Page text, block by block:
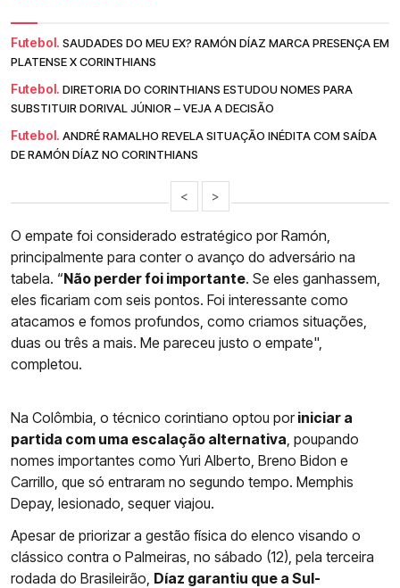
Futebol. SAUDADES DO MEU EX? RAMÓN DÍAZ MARCA PRESENÇA EM
PLATENSE X CORINTHIANS
Futebol. DIRETORIA DO CORINTHIANS ESTUDOU NOMES PARA
SUBSTITUIR DORIVAL JÚNIOR – VEJA A DECISÃO
Futebol. ANDRÉ RAMALHO REVELA SITUAÇÃO INÉDITA COM SAÍDA
DE RAMÓN DÍAZ NO CORINTHIANS
< >
O empate foi considerado estratégico por Ramón,
principalmente para conter o avanço do adversário na
tabela. “Não perder foi importante. Se eles ganhassem,
eles ficariam com seis pontos. Foi interessante como
atacamos e fomos profundos, como criamos situações,
duas ou três a mais. Me pareceu justo o empate",
completou.
Na Colômbia, o técnico corintiano optou poriniciar a
partida com uma escalação alternativa , poupando
nomes importantes como Yuri Alberto, Breno Bidon e
Carrillo, que só entraram no segundo tempo. Memphis
Depay, lesionado, sequer viajou.
Apesar de priorizar a gestão física do elenco visando o
clássico contra o Palmeiras, no sábado (12), pela terceira
rodada do Brasileirão, Díaz garantiu que a Sul-